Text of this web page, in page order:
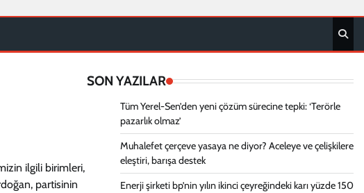
ilgili birimleri,
partisinin
SON YAZILAR
Tüm Yerel-Sen’den yeni çözüm sürecine tepki: ‘Terörle
pazarlık olmaz’
Muhalefet çerçeve yasaya ne diyor? Aceleye ve çelişkilere
eleştiri, barışa destek
Enerji şirketi bp’nin yılın ikinci çeyreğindeki karı yüzde 150